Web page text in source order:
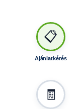
📋
Ajánlatkérés
🧾